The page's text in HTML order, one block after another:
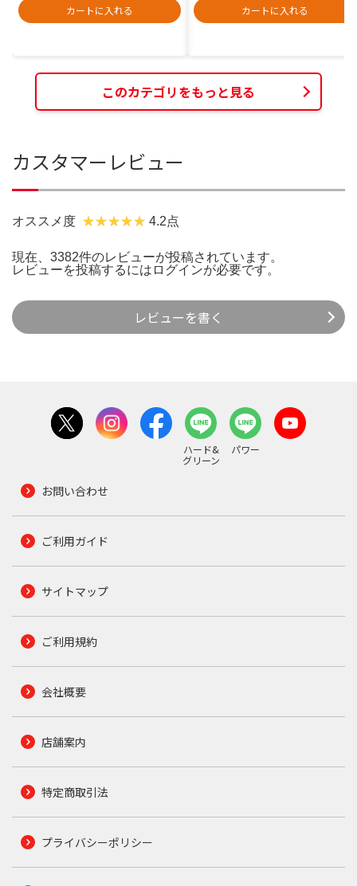
カートに入れる
カートに入れる
このカテゴリをもっと見る
カスタマーレビュー
オススメ度 4.2点
現在、3382件のレビューが投稿されています。
レビューを投稿するには ログインが必要です。
レビューを書く
ハード&
グリーン
パワー
お問い合わせ
ご利用ガイド
サイトマップ
ご利用規約
会社概要
店舗案内
特定商取引法
プライバシーポリシー